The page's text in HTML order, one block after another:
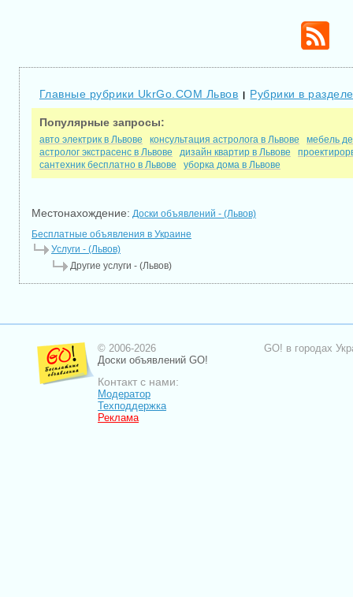
Главные рубрики UkrGo.COM Львов | Рубрики в
Популярные запросы:
авто электрик в Львове консультация астролога в Львове
мебель
астролог экстрасенс в Львове
дизайн квартир в Львове
сантехник бесплатно в Львове
уборка дома в Львове
Местонахождение: Доски объявлений - (Львов)
Бесплатные объявления в Украине
Услуги - (Львов)
Другие услуги - (Львов)
© 2006-2026
Доски объявлений GO!
Контакт с нами:
Модератор
Техподдержка
Реклама
GO! в городах